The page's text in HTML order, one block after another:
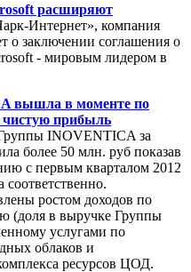
расширяют
Интернет», компания
о заключении соглашения о
- мировым лидером в
вышла в моменте по
чистую прибыль
INOVENTICA за
более 50 млн. руб показав
с первым кварталом 2012
соответственно.
ростом доходов по
(доля в выручке Группы
услугами по
облаков и
ресурсов ЦОД.